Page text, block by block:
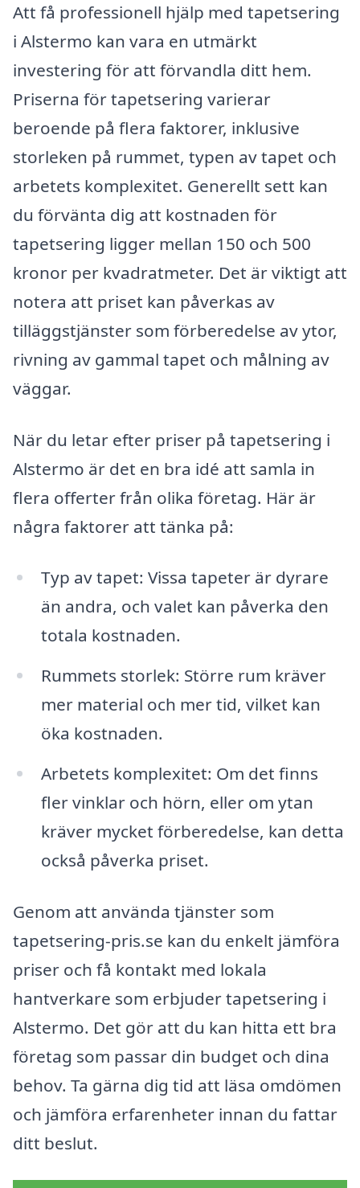
Att få professionell hjälp med tapetsering
i Alstermo kan vara en utmärkt
investering för att förvandla ditt hem.
Priserna för tapetsering varierar
beroende på flera faktorer, inklusive
storleken på rummet, typen av tapet och
arbetets komplexitet. Generellt sett kan
du förvänta dig att kostnaden för
tapetsering ligger mellan 150 och 500
kronor per kvadratmeter. Det är viktigt att
notera att priset kan påverkas av
tilläggstjänster som förberedelse av ytor,
rivning av gammal tapet och målning av
väggar.
När du letar efter priser på tapetsering i
Alstermo är det en bra idé att samla in
flera offerter från olika företag. Här är
några faktorer att tänka på:
Typ av tapet: Vissa tapeter är dyrare
än andra, och valet kan påverka den
totala kostnaden.
Rummets storlek: Större rum kräver
mer material och mer tid, vilket kan
öka kostnaden.
Arbetets komplexitet: Om det finns
fler vinklar och hörn, eller om ytan
kräver mycket förberedelse, kan detta
också påverka priset.
Genom att använda tjänster som
tapetsering-pris.se kan du enkelt jämföra
priser och få kontakt med lokala
hantverkare som erbjuder tapetsering i
Alstermo. Det gör att du kan hitta ett bra
företag som passar din budget och dina
behov. Ta gärna dig tid att läsa omdömen
och jämföra erfarenheter innan du fattar
ditt beslut.